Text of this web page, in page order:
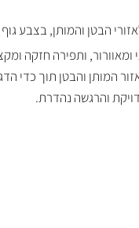
הבטן והמותן, בצבע
ומאוורור, ותפירה חזקה
המותן והבטן תוך כדי
והרגשה נהדרת.